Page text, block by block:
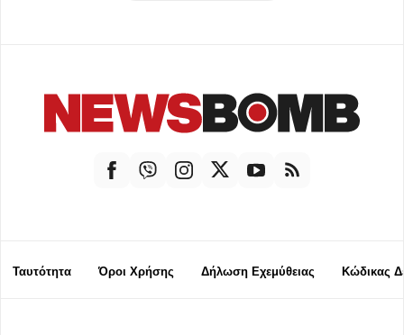
Ταυτότητα Όροι Χρήσης Δήλωση Εχεμύθειας Κώδικας